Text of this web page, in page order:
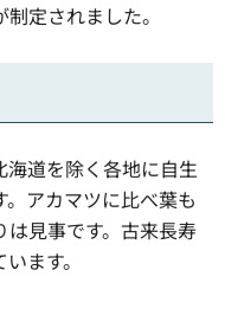
定されました。
道を除く各地に自生
アカマツに比べ葉も
見事です。古来長寿
ます。